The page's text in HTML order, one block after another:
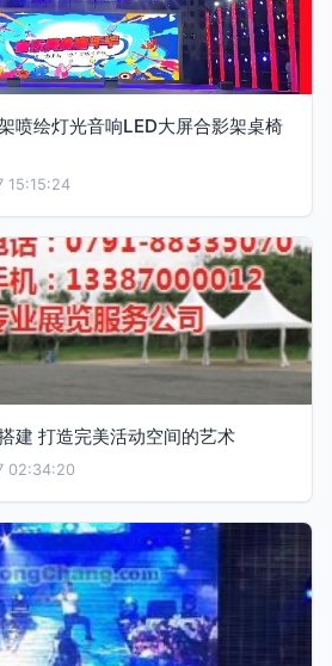
喷绘灯光音响LED大屏合影架桌椅
15:15:24
建 打造完美活动空间的艺术
02:34:20